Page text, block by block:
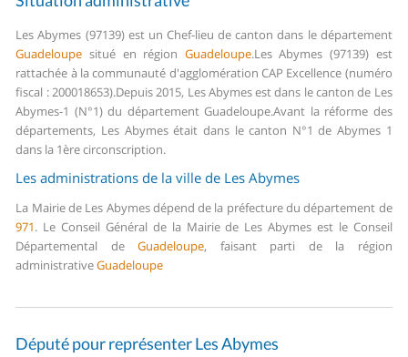
Les Abymes (97139) est un Chef-lieu de canton dans le département
Guadeloupe situé en région Guadeloupe.Les Abymes (97139) est
rattachée à la communauté d'agglomération CAP Excellence (numéro
fiscal : 200018653).Depuis 2015, Les Abymes est dans le canton de Les
Abymes-1 (N°1) du département Guadeloupe.Avant la réforme des
départements, Les Abymes était dans le canton N°1 de Abymes 1
dans la 1ère circonscription.
Les administrations de la ville de Les Abymes
La Mairie de Les Abymes dépend de la préfecture du département de
971. Le Conseil Général de la Mairie de Les Abymes est le Conseil
Départemental deGuadeloupe, faisant parti de la région
administrativeGuadeloupe
Député pour représenter Les Abymes